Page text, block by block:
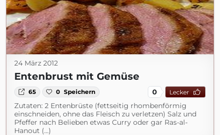
24 März 2012
Entenbrust mit Gemüse
65 0 Speichern 0 Lecker
Zutaten: 2 Entenbrüste (fettseitig rhombenförmig
einschneiden, ohne das Fleisch zu verletzen) Salz und
Pfeffer nach Belieben etwas Curry oder gar Ras-al-
Hanout (...)